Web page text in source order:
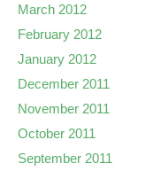
March 2012
February 2012
January 2012
December 2011
November 2011
October 2011
September 2011